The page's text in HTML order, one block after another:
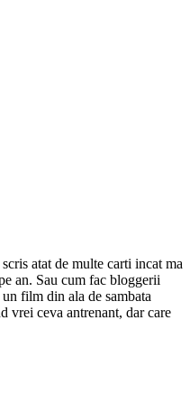
atat de multe carti incat ma
an. Sau cum fac bloggerii
film din ala de sambata
vrei ceva antrenant, dar care